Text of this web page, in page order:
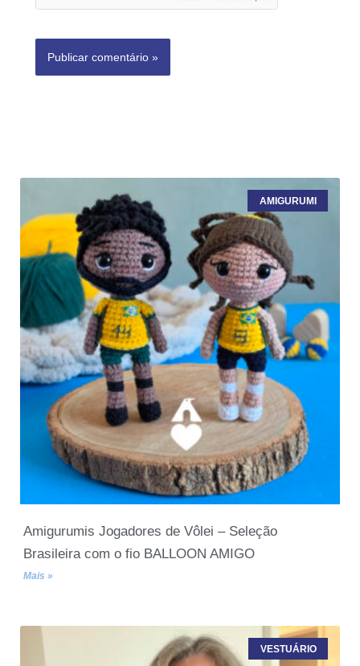
AMIGURUMI
Amigurumis Jogadores de Vôlei – Seleção
Brasileira com o fio BALLOON AMIGO
Mais »
VESTUÁRIO